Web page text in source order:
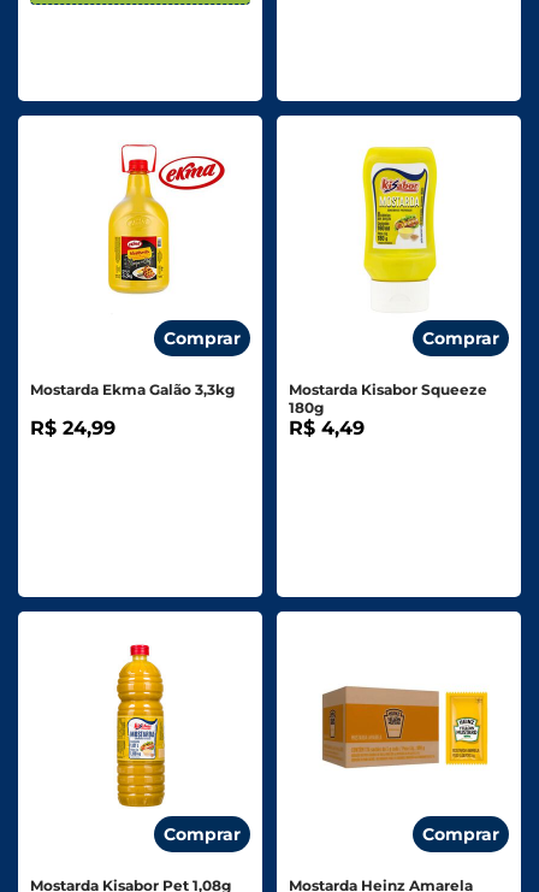
Comprar
Mostarda Ekma Galão 3,3kg
R$ 24,99
Comprar
Mostarda Kisabor Squeeze
180g
R$ 4,49
Comprar
Mostarda Kisabor Pet 1,08g
Comprar
Mostarda Heinz Amarela